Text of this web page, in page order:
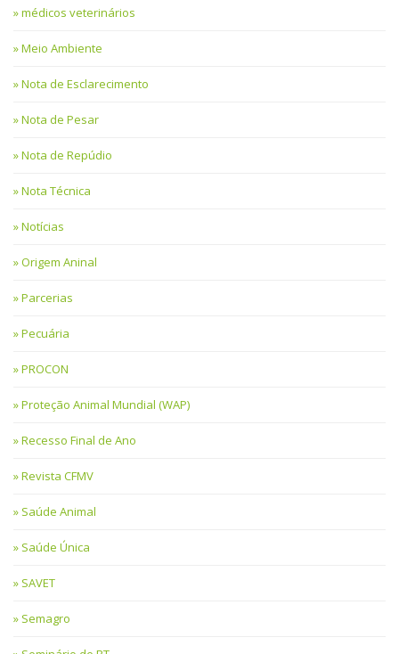
médicos veterinários
Meio Ambiente
Nota de Esclarecimento
Nota de Pesar
Nota de Repúdio
Nota Técnica
Notícias
Origem Aninal
Parcerias
Pecuária
PROCON
Proteção Animal Mundial (WAP)
Recesso Final de Ano
Revista CFMV
Saúde Animal
Saúde Única
SAVET
Semagro